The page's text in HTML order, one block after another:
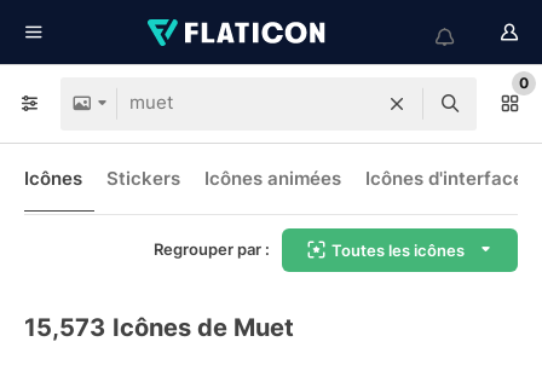
0
Icônes Stickers Icônes animées Icônes d'interface
Regrouper par : Toutes les icônes
15,573 Icônes de Muet